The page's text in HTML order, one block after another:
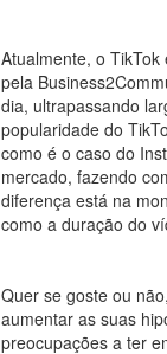
Atualmente, o
pela
dia, ultrapassando
popularidade do
como é o caso do
mercado, fazendo
diferença está na
como a duração do
Quer se goste ou
aumentar as suas
preocupações a ter